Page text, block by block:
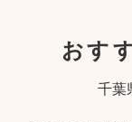
おす
千葉